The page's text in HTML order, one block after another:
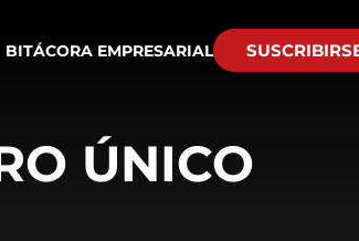
BITÁCORA EMPRESARIAL
ÚNICO